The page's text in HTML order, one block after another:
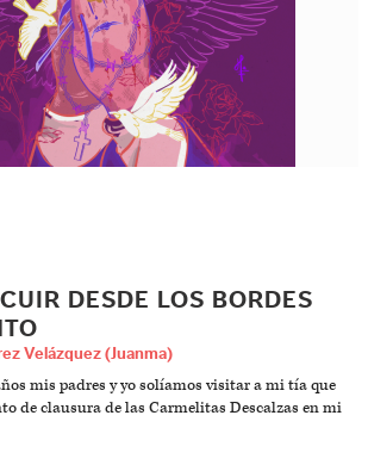
DESDE LOS BORDES
Velázquez (Juanma)
mis padres y yo solíamos visitar a mi tía que
de clausura de las Carmelitas Descalzas en mi